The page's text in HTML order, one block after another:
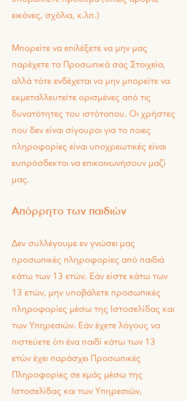
εικόνες, σχόλια, κ.λπ.)
Μπορείτε να επιλέξετε να μην μας
παρέχετε τα Προσωπικά σας Στοιχεία,
αλλά τότε ενδέχεται να μην μπορείτε να
εκμεταλλευτείτε ορισμένες από τις
δυνατότητες του ιστότοπου. Οι χρήστες
που δεν είναι σίγουροι για το ποιες
πληροφορίες είναι υποχρεωτικές είναι
ευπρόσδεκτοι να επικοινωνήσουν μαζί
μας.
Απόρρητο των παιδιών
Δεν συλλέγουμε εν γνώσει μας
προσωπικές πληροφορίες από παιδιά
κάτω των 13 ετών. Εάν είστε κάτω των
13 ετών, μην υποβάλετε προσωπικές
πληροφορίες μέσω της Ιστοσελίδας και
των Υπηρεσιών. Εάν έχετε λόγους να
πιστεύετε ότι ένα παιδί κάτω των 13
ετών έχει παράσχει Προσωπικές
Πληροφορίες σε εμάς μέσω της
Ιστοσελίδας και των Υπηρεσιών,